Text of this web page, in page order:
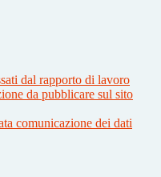
dal rapporto di lavoro
da pubblicare sul sito
comunicazione dei dati